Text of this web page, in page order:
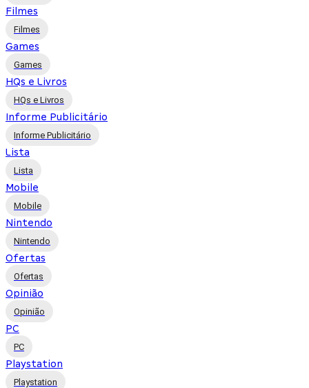
Filmes
Filmes
Games
Games
HQs e Livros
HQs e Livros
Informe Publicitário
Informe Publicitário
Lista
Lista
Mobile
Mobile
Nintendo
Nintendo
Ofertas
Ofertas
Opinião
Opinião
PC
PC
Playstation
Playstation